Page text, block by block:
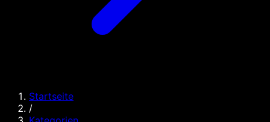
Startseite
/